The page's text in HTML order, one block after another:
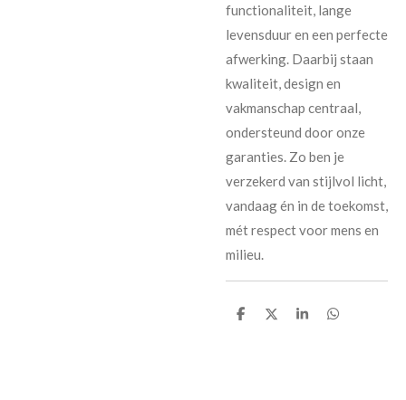
functionaliteit, lange
levensduur en een perfecte
afwerking. Daarbij staan
kwaliteit, design en
vakmanschap centraal,
ondersteund door onze
garanties. Zo ben je
verzekerd van stijlvol licht,
vandaag én in de toekomst,
mét respect voor mens en
milieu.
D
D
S
D